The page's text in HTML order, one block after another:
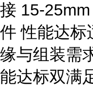
接 15-
件 性能达标
缘与组装需
能达标双满